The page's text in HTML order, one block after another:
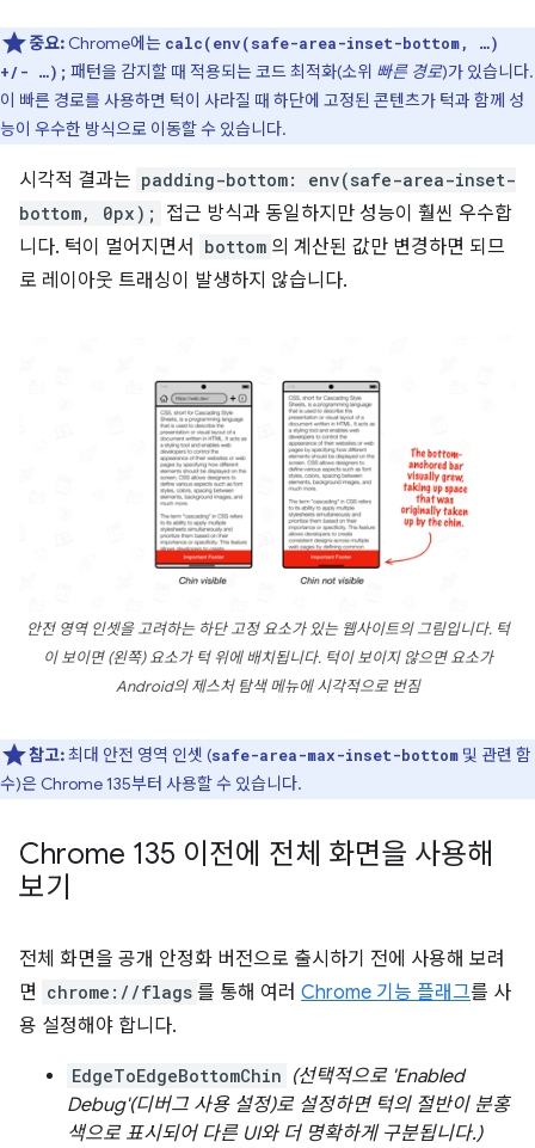
중요: Chrome에는 calc(env(safe-area-inset-bottom, …)
+/- …); 패턴을 감지할 때 적용되는 코드 최적화(소위 빠른 경로)가 있습니다.
이 빠른 경로를 사용하면 턱이 사라질 때 하단에 고정된 콘텐츠가 턱과 함께 성
능이 우수한 방식으로 이동할 수 있습니다.
시각적 결과는 padding-bottom: env(safe-area-inset-
bottom, 0px);
접근 방식과 동일하지만 성능이 훨씬 우수합
니다. 턱이 멀어지면서
bottom 의 계산된 값만 변경하면 되므
로 레이아웃 트래싱이 발생하지 않습니다.
안전 영역 인셋을 고려하는 하단 고정 요소가 있는 웹사이트의 그림입니다. 턱
이 보이면 (왼쪽) 요소가 턱 위에 배치됩니다. 턱이 보이지 않으면 요소가
Android의 제스처 탐색 메뉴에 시각적으로 번짐
참고:최대 안전 영역 인셋 (safe-area-max-inset-bottom 및 관련 함
수)은 Chrome 135부터 사용할 수 있습니다.
Chrome 135 이전에 전체 화면을 사용해
보기
전체 화면을 공개 안정화 버전으로 출시하기 전에 사용해 보려
면 chrome://flags 를 통해 여러 Chrome 기능 플래그를 사
용 설정해야 합니다.
EdgeToEdgeBottomChin (선택적으로 'Enabled
Debug'(디버그 사용 설정)로 설정하면 턱의 절반이 분홍
색으로 표시되어 다른 UI와 더 명확하게 구분됩니다.)